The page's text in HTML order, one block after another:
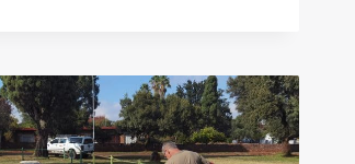
NÁ
MISDADIGERS
OP
PLAASLIKE